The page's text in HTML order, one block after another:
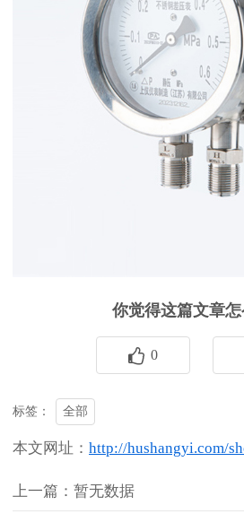
你觉得这篇文章怎
0
标签： 全部
本文网址： http://hushangyi.com/
上一篇：暂无数据